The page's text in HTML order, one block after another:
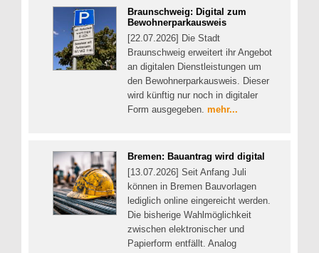
Braunschweig: Digital zum
Bewohnerparkausweis
[22.07.2026] Die Stadt
Braunschweig erweitert ihr Angebot
an digitalen Dienstleistungen um
den Bewohnerparkausweis. Dieser
wird künftig nur noch in digitaler
Form ausgegeben. mehr...
Bremen: Bauantrag wird digital
[13.07.2026] Seit Anfang Juli
können in Bremen Bauvorlagen
lediglich online eingereicht werden.
Die bisherige Wahlmöglichkeit
zwischen elektronischer und
Papierform entfällt. Analog